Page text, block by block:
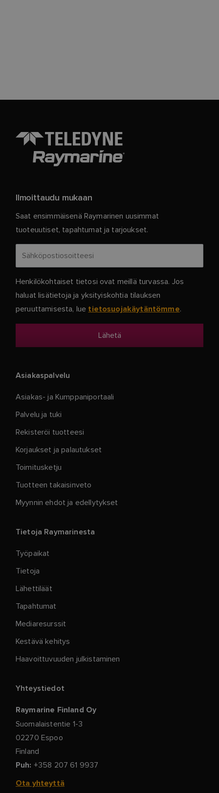
Ilmoittaudu mukaan
Saat ensimmäisenä Raymarinen uusimmat
tuoteuutiset, tapahtumat ja tarjoukset.
Henkilökohtaiset tietosi ovat meillä turvassa. Jos
haluat lisätietoja ja yksityiskohtia tilauksen
peruuttamisesta, lue tietosuojakäytäntömme.
Asiakaspalvelu
Asiakas- ja Kumppaniportaali
Palvelu ja tuki
Rekisteröi tuotteesi
Korjaukset ja palautukset
Toimitusketju
Tuotteen takaisinveto
Myynnin ehdot ja edellytykset
Tietoja Raymarinesta
Työpaikat
Tietoja
Lähettiläät
Tapahtumat
Mediaresurssit
Kestävä kehitys
Haavoittuvuuden julkistaminen
Yhteystiedot
Raymarine Finland Oy
Suomalaistentie 1-3
02270 Espoo
Finland
Puh: +358 207 61 9937
Ota yhteyttä